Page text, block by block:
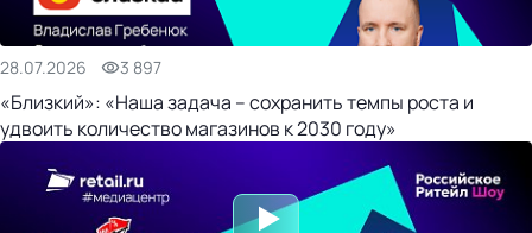
28.07.2026 3 897
«Близкий»: «Наша задача – сохранить темпы роста и
удвоить количество магазинов к 2030 году»